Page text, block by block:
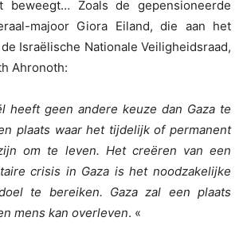
beweegt… Zoals de gepensioneerde
majoor Giora Eiland, die aan het
Israëlische Nationale Veiligheidsraad,
Ahronoth:
heeft geen andere keuze dan Gaza te
plaats waar het tijdelijk of permanent
om te leven. Het creëren van een
crisis in Gaza is het noodzakelijke
te bereiken. Gaza zal een plaats
mens kan overleven. «